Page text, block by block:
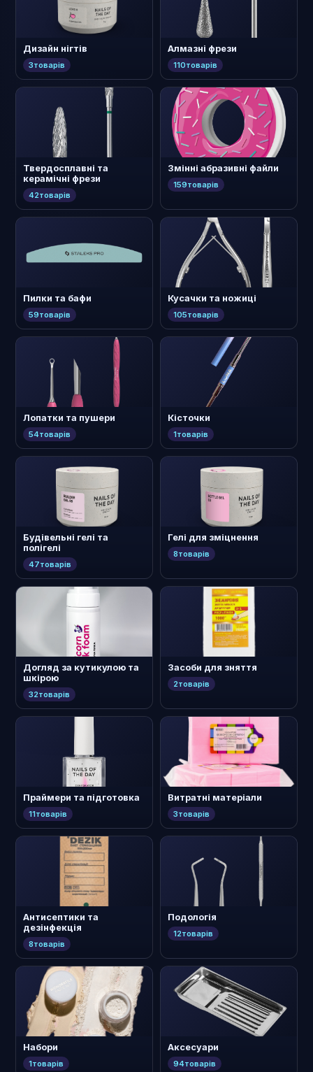
Дизайн нігтів
3товарів
Алмазні фрези
110товарів
Твердосплавні та
керамічні фрези
42товарів
Змінні абразивні файли
159товарів
Пилки та бафи
59товарів
Кусачки та ножиці
105товарів
Лопатки та пушери
54товарів
Кісточки
1товарів
Будівельні гелі та
полігелі
47товарів
Гелі для зміцнення
8товарів
Догляд за кутикулою та
шкірою
32товарів
Засоби для зняття
2товарів
Праймери та підготовка
11товарів
Витратні матеріали
3товарів
Антисептики та
дезінфекція
8товарів
Подологія
12товарів
Набори
1товарів
Аксесуари
94товарів